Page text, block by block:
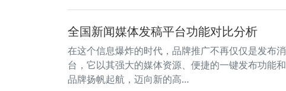
全国新闻媒体发稿平台功能对比分析
在这个信息爆炸的时代，品牌推广不再仅仅是发布
台，它以其强大的媒体资源、便捷的一键发布功能
品牌扬帆起航，迈向新的高…